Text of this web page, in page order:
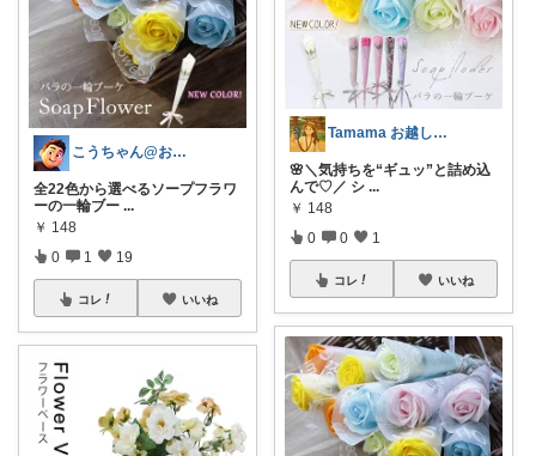
こうちゃん@お気に入り
全22色から選べるソープフラワ
ーの一輪ブー ...
￥ 148
0 1 19
コレ いいね
Tamama お越しくださり感謝です💖
🌸＼気持ちを“ギュッ”と詰め込
んで♡／ シ ...
￥ 148
0 0 1
コレ いいね